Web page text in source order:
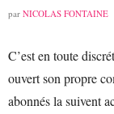
par NICOLAS FONTAINE
C’est en toute
ouvert son propre
abonnés la suivent